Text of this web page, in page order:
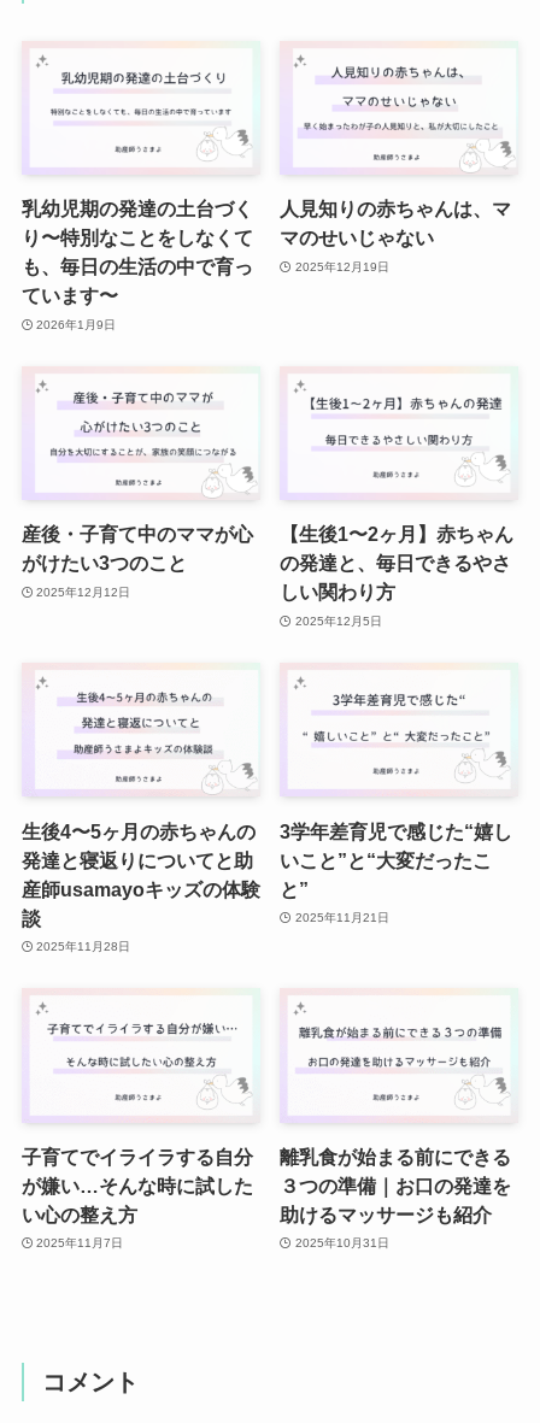
乳幼児期の発達の土台づく
り〜特別なことをしなくて
も、毎日の生活の中で育っ
ています〜
2026年1月9日
人見知りの赤ちゃんは、マ
マのせいじゃない
2025年12月19日
産後・子育て中のママが心
がけたい3つのこと
2025年12月12日
【生後1〜2ヶ月】赤ちゃん
の発達と、毎日できるやさ
しい関わり方
2025年12月5日
生後4〜5ヶ月の赤ちゃんの
発達と寝返りについてと助
産師usamayoキッズの体験
談
2025年11月28日
3学年差育児で感じた“嬉し
いこと”と“大変だったこ
と”
2025年11月21日
子育てでイライラする自分
が嫌い…そんな時に試した
い心の整え方
2025年11月7日
離乳食が始まる前にできる
３つの準備｜お口の発達を
助けるマッサージも紹介
2025年10月31日
コメント